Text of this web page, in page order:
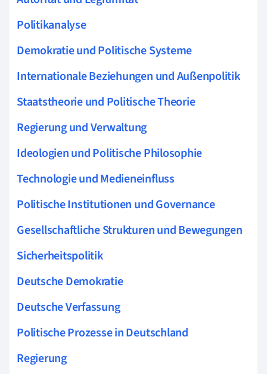
Politikanalyse
Demokratie und Politische Systeme
Internationale Beziehungen und Außenpolitik
Staatstheorie und Politische Theorie
Regierung und Verwaltung
Ideologien und Politische Philosophie
Technologie und Medieneinfluss
Politische Institutionen und Governance
Gesellschaftliche Strukturen und Bewegungen
Sicherheitspolitik
Deutsche Demokratie
Deutsche Verfassung
Politische Prozesse in Deutschland
Regierung